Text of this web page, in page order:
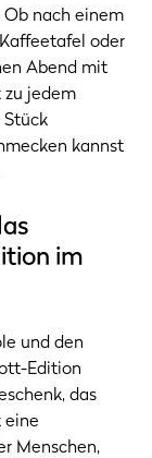
Ob nach einem
oder
Abend mit
zu jedem
Stück
kannst
im
und den
Edition
das
eine
Menschen,